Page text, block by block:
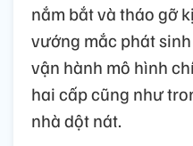
nắm bắt và tháo gỡ
vướng mắc phát
vận hành mô hình
hai cấp cũng như
nhà dột nát.